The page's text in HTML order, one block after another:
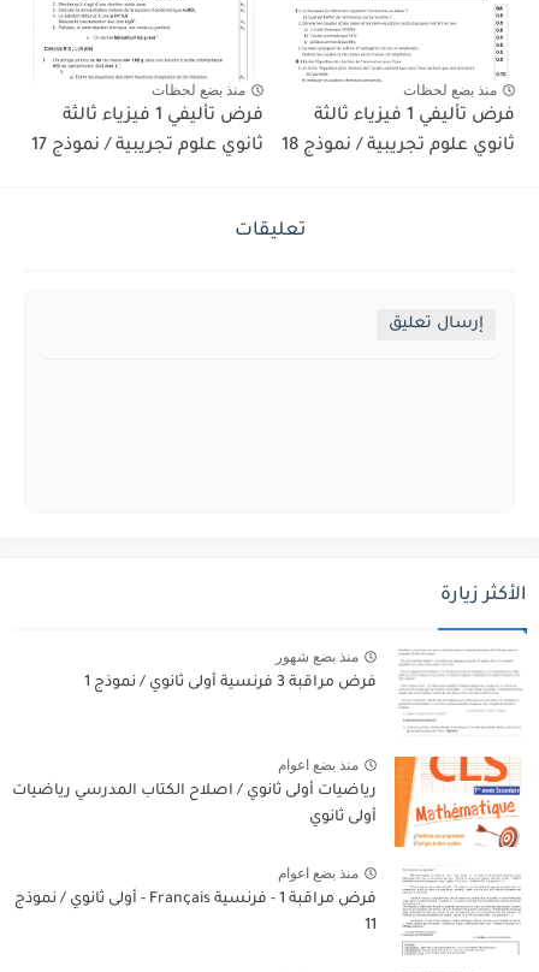
منذ بضع لحظات
فرض تأليفي 1 فيزياء ثالثة
ثانوي علوم تجريبية / نموذج 18
منذ بضع لحظات
فرض تأليفي 1 فيزياء ثالثة
ثانوي علوم تجريبية / نموذج 17
تعليقات
إرسال تعليق
الأكثر زيارة
منذ بضع شهور
فرض مراقبة 3 فرنسية أولى ثانوي / نموذج 1
منذ بضع اعوام
رياضيات أولى ثانوي / اصلاح الكتاب المدرسي رياضيات
أولى ثانوي
منذ بضع اعوام
فرض مراقبة 1 - فرنسية Français - أولى ثانوي / نموذج
11